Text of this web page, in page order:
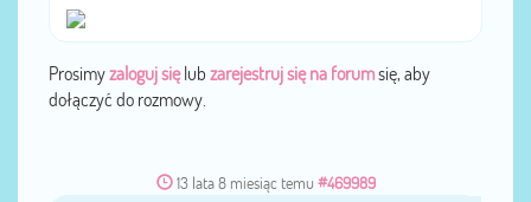
Prosimyzaloguj sięlub zarejestruj się na forumsię, aby
dołączyć do rozmowy.
13 lata 8 miesiąc temu #469989